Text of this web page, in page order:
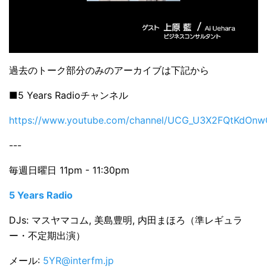
過去のトーク部分のみのアーカイブは下記から
■5 Years Radioチャンネル
https://www.youtube.com/channel/
---
毎週日曜日 11pm - 11:30pm
5 Years Radio
DJs: マスヤマコム, 美島豊明, 内田まほろ（準レギュラ
ー・不定期出演）
メール: 5YR@interfm.jp